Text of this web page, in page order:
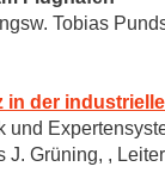
Tobias
in der
und
J. Grüning, ,